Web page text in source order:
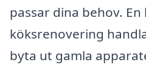
passar dina behov. En
köksrenovering
byta ut gamla